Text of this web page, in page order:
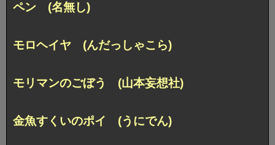
ペン (名無し)
モロヘイヤ (んだっしゃこら)
モリマンのごぼう (山本妄想社)
金魚すくいのポイ (うにでん)